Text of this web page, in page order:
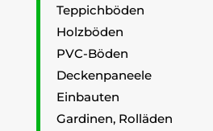
Teppichböden
Holzböden
PVC-Böden
Deckenpaneele
Einbauten
Gardinen, Rolläden